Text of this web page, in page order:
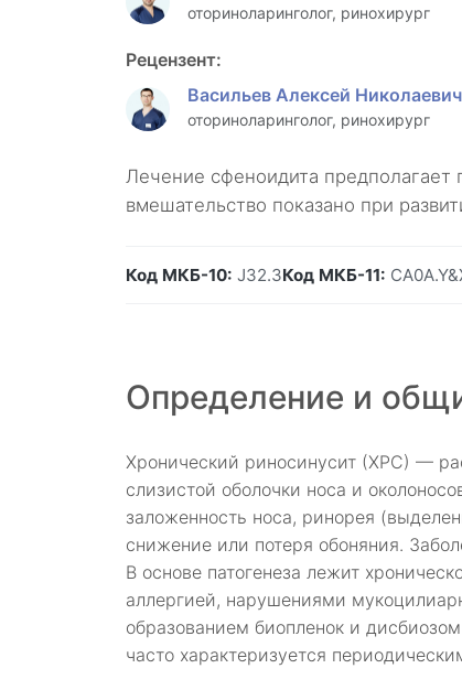
оториноларинголог, ринохирург
Рецензент:
Васильев Алексей Николаевич
оториноларинголог, ринохирург
Лечение сфеноидита предполагает
вмешательство показано при
Код МКБ-10: J32.3Код МКБ-11:
Определение и
Хронический риносинусит (ХРС) —
слизистой оболочки носа и
заложенность носа, ринорея
снижение или потеря обоняния.
В основе патогенеза лежит
аллергией, нарушениями
образованием биопленок и
часто характеризуется